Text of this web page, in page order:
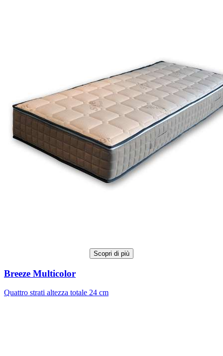
Scopri di più
Breeze Multicolor
Quattro strati altezza totale 24 cm